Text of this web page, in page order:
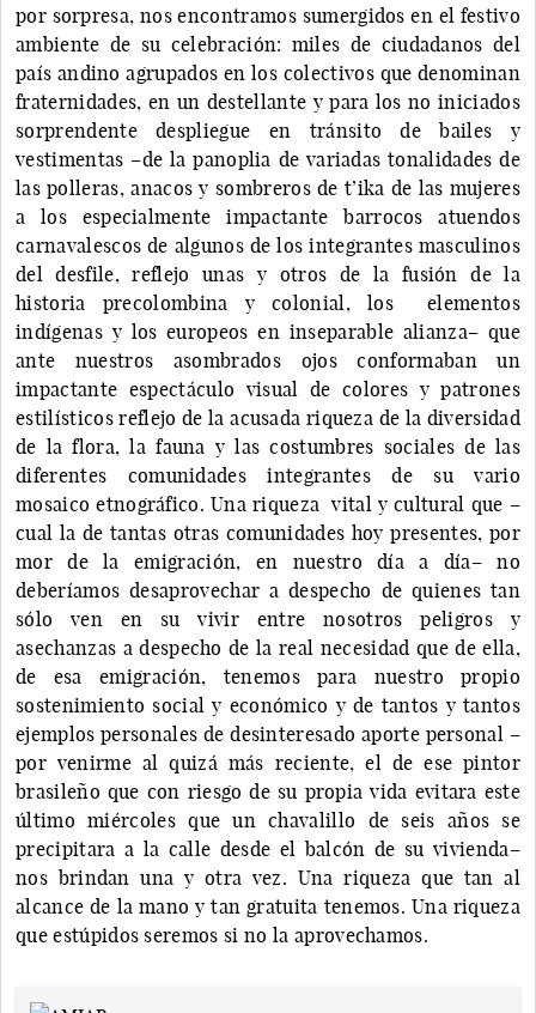
por sorpresa, nos encontramos sumergidos en el festivo
ambiente de su celebración: miles de ciudadanos del
país andino agrupados en los colectivos que denominan
fraternidades, en un destellante y para los no iniciados
sorprendente despliegue en tránsito de bailes y
vestimentas –de la panoplia de variadas tonalidades de
las polleras, anacos y sombreros de t’ika de las mujeres
a los especialmente impactante barrocos atuendos
carnavalescos de algunos de los integrantes masculinos
del desfile, reflejo unas y otros de la fusión de la
historia precolombina y colonial, los elementos
indígenas y los europeos en inseparable alianza– que
ante nuestros asombrados ojos conformaban un
impactante espectáculo visual de colores y patrones
estilísticos reflejo de la acusada riqueza de la diversidad
de la flora, la fauna y las costumbres sociales de las
diferentes comunidades integrantes de su vario
mosaico etnográfico. Una riqueza vital y cultural que –
cual la de tantas otras comunidades hoy presentes, por
mor de la emigración, en nuestro día a día– no
deberíamos desaprovechar a despecho de quienes tan
sólo ven en su vivir entre nosotros peligros y
asechanzas a despecho de la real necesidad que de ella,
de esa emigración, tenemos para nuestro propio
sostenimiento social y económico y de tantos y tantos
ejemplos personales de desinteresado aporte personal –
por venirme al quizá más reciente, el de ese pintor
brasileño que con riesgo de su propia vida evitara este
último miércoles que un chavalillo de seis años se
precipitara a la calle desde el balcón de su vivienda–
nos brindan una y otra vez. Una riqueza que tan al
alcance de la mano y tan gratuita tenemos. Una riqueza
que estúpidos seremos si no la aprovechamos.